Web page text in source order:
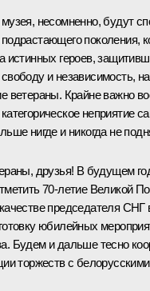
несомненно, будут
поколения,
истинных героев,
и независимость,
ветераны. Крайне важно
неприятие
нигде и никогда не
друзья! В будущем
70-летие Великой
председателя СНГ
юбилейных
Будем и дальше тесно
торжеств с